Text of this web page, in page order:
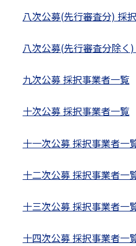
八次公募(先行審査分) 採
八次公募(先行審査分除く
九次公募 採択事業者一覧
十次公募 採択事業者一覧
十一次公募 採択事業者一
十二次公募 採択事業者一
十三次公募 採択事業者一
十四次公募 採択事業者一